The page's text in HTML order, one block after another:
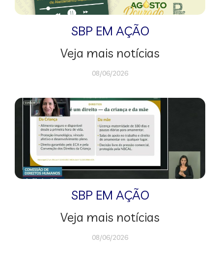
SBP EM AÇÃO
Veja mais notícias
08/06/2026
SBP EM AÇÃO
Veja mais notícias
08/06/2026